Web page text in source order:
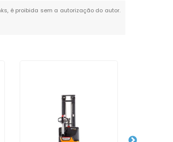
é proibida sem a autorização do autor.